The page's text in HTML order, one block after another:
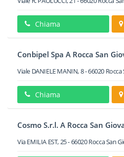
Chiama
Conbipel Spa A Rocca San
Viale DANIELE MANIN, 8-66020
Chiama
Cosmo S.r.l. A Rocca San
Via EMILIA EST, 25-66020Rocca San